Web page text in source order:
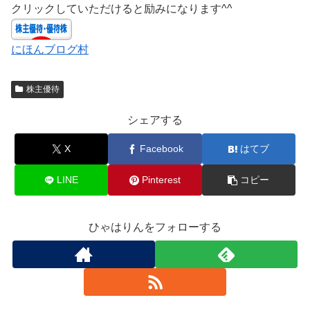
クリックしていただけると励みになります^^
にほんブログ村
株主優待
シェアする
X Facebook はてブ
LINE Pinterest コピー
ひゃはりんをフォローする